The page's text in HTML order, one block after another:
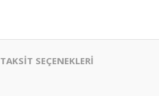
TAKSİT SEÇENEKLERİ